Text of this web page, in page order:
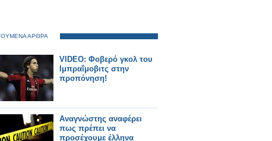
ΑΡΘΡΑ
VIDEO: Φοβερό γκολ του
Ιμπραΐμοβιτς στην
προπόνηση!
Αναγνώστης αναφέρει
πως πρέπει να
προσέχουμε έλληνα